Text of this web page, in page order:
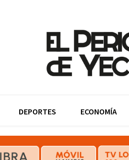
DEPORTES ECONOMÍA